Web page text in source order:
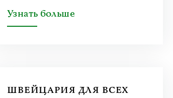
Узнать больше
ШВЕЙЦАРИЯ ДЛЯ ВСЕХ